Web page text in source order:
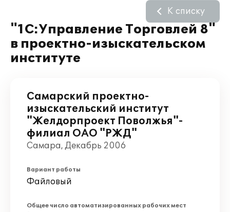
"1С:Управление Торговлей 8"
в проектно-изыскательском
институте
К списку
Самарский проектно-
изыскательский институт
"Желдорпроект Поволжья"-
филиал ОАО "РЖД"
Самара, Декабрь 2006
Вариант работы
Файловый
Общее число автоматизированных рабочих мест